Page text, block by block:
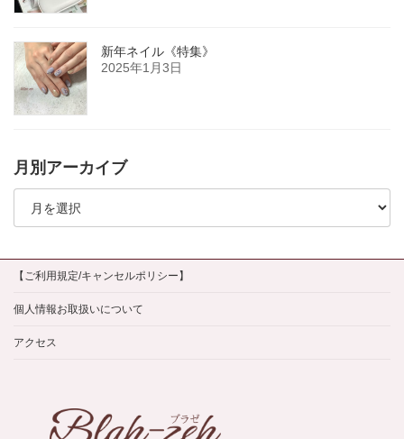
新年ネイル《特集》
2025年1月3日
月別アーカイブ
月
イ
ブ
【ご利用規定/キャンセルポリシー】
個人情報お取扱いについて
アクセス